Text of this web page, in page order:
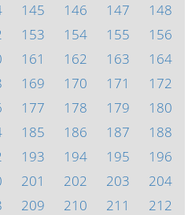
145 146 147
148
153 154 155
156
161 162 163
164
169 170 171
172
177 178 179
180
185 186 187
188
193 194 195
196
201 202 203
204
209 210 211
212